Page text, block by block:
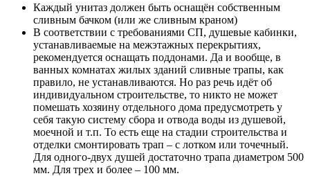
Каждый унитаз должен быть оснащён собственным
сливным бачком (или же сливным краном)
В соответствии с требованиями СП, душевые кабинки,
устанавливаемые на межэтажных перекрытиях,
рекомендуется оснащать поддонами. Да и вообще, в
ванных комнатах жилых зданий сливные трапы, как
правило, не устанавливаются. Но раз речь идёт об
индивидуальном строительстве, то никто не может
помешать хозяину отдельного дома предусмотреть у
себя такую систему сбора и отвода воды из душевой,
моечной и т.п. То есть еще на стадии строительства и
отделки смонтировать трап – с лотком или точечный.
Для одного-двух душей достаточно трапа диаметром 500
мм. Для трех и более – 100 мм.